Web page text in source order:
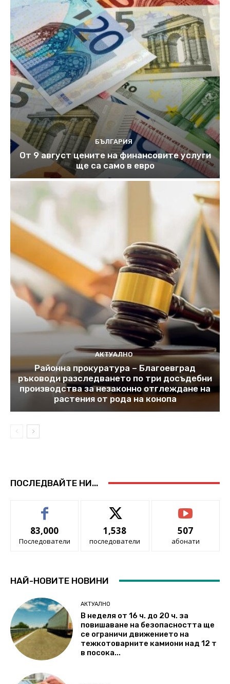
БЪЛГАРИЯ
От 9 август цените на финансовите услуги
ще са само в евро
АКТУАЛНО
Районна прокуратура – Благоевград
ръководи разследването по три досъдебни
производства за незаконно отглеждане на
растения от рода на конопа
ПОСЛЕДВАЙТЕ НИ...
83,000
Последователи
1,538
последователи
507
абонати
НАЙ-НОВИТЕ НОВИНИ
АКТУАЛНО
В неделя от 16 ч. до 20 ч. за
повишаване на безопасността ще
се ограничи движението на
тежкотоварните камиони над 12 т
в посока...